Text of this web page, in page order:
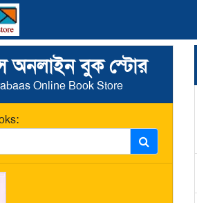
অনলাইন বুক স্টোর
Online Book Store